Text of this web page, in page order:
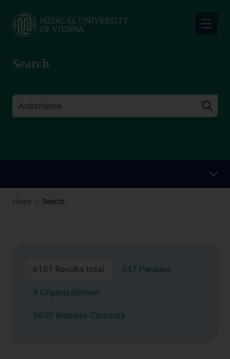
main
Search
Home Search
6181 Results total 347 Persons
4 Organisationen
5830 Website-Contents